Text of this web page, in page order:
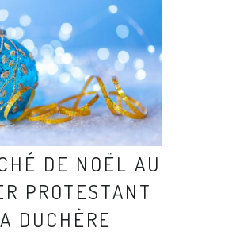
DE NOËL AU
PROTESTANT
DUCHÈRE